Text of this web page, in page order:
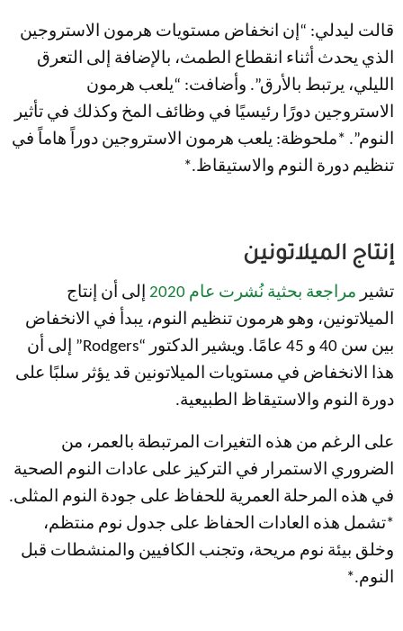
قالت ليدلي: “إن انخفاض مستويات هرمون الاستروجين
الذي يحدث أثناء انقطاع الطمث، بالإضافة إلى التعرق
الليلي، يرتبط بالأرق”. وأضافت: “يلعب هرمون
الاستروجين دورًا رئيسيًا في وظائف المخ وكذلك في تأثير
النوم”. *ملحوظة: يلعب هرمون الاستروجين دوراً هاماً في
تنظيم دورة النوم والاستيقاظ.*
إنتاج الميلاتونين
تشير مراجعة بحثية نُشرت عام 2020
إلى أن إنتاج
الميلاتونين، وهو هرمون تنظيم النوم، يبدأ في الانخفاض
بين سن 40 و 45 عامًا.
ويشير الدكتور “Rodgers” إلى أن
هذا الانخفاض في مستويات الميلاتونين قد يؤثر سلبًا على
دورة النوم والاستيقاظ الطبيعية.
على الرغم من هذه التغيرات المرتبطة بالعمر، من
الضروري الاستمرار في التركيز على عادات النوم الصحية
في هذه المرحلة العمرية للحفاظ على جودة النوم المثلى.
*تشمل هذه العادات الحفاظ على جدول نوم منتظم،
وخلق بيئة نوم مريحة، وتجنب الكافيين والمنشطات قبل
النوم.*